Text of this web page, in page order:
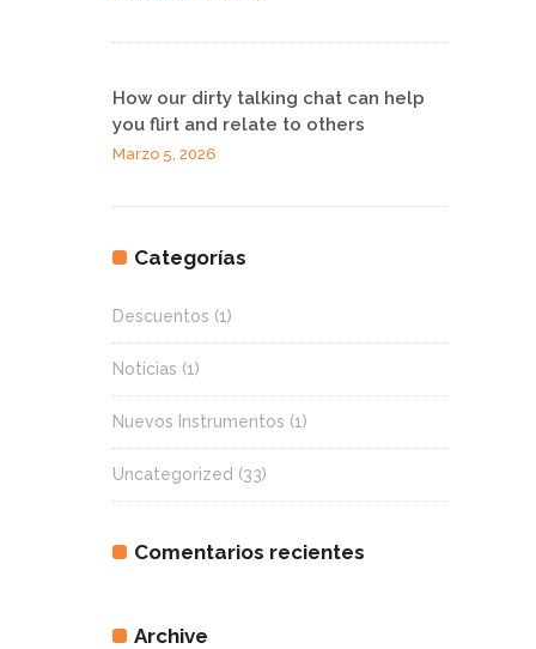
How our dirty talking chat can help
you flirt and relate to others
Marzo 5, 2026
Categorías
Descuentos (1)
Noticias (1)
Nuevos Instrumentos (1)
Uncategorized (33)
Comentarios recientes
Archive